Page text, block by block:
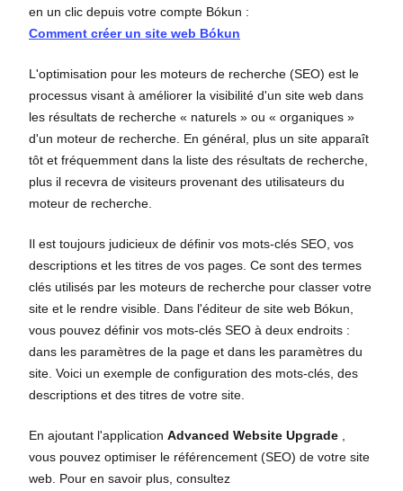
en un clic depuis votre compte Bókun :
Comment créer un site web Bókun
L'optimisation pour les moteurs de recherche (SEO) est le
processus visant à améliorer la visibilité d'un site web dans
les résultats de recherche « naturels » ou « organiques »
d'un moteur de recherche. En général, plus un site apparaît
tôt et fréquemment dans la liste des résultats de recherche,
plus il recevra de visiteurs provenant des utilisateurs du
moteur de recherche.
Il est toujours judicieux de définir vos mots-clés SEO, vos
descriptions et les titres de vos pages. Ce sont des termes
clés utilisés par les moteurs de recherche pour classer votre
site et le rendre visible. Dans l'éditeur de site web Bókun,
vous pouvez définir vos mots-clés SEO à deux endroits :
dans les paramètres de la page et dans les paramètres du
site. Voici un exemple de configuration des mots-clés, des
descriptions et des titres de votre site.
En ajoutant l'application Advanced Website Upgrade
vous pouvez optimiser le référencement (SEO) de votre site
web. Pour en savoir plus, consultez